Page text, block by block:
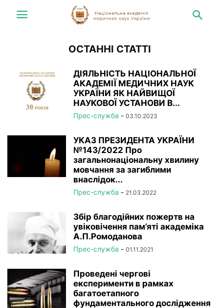
ОСТАННІ СТАТТІ
ДІЯЛЬНІСТЬ НАЦІОНАЛЬНОЇ
АКАДЕМІЇ МЕДИЧНИХ НАУК
УКРАЇНИ ЯК НАЙВИЩОЇ
НАУКОВОЇ УСТАНОВИ В...
Прес-служба - 03.10.2023
УКАЗ ПРЕЗИДЕНТА УКРАЇНИ
№143/2022 Про
загальнонаціональну хвилину
мовчання за загиблими
внаслідок...
Прес-служба - 21.03.2022
Збір благодійних пожертв на
увіковічення пам’яті академіка
А.П.Ромоданова
Прес-служба - 01.11.2021
Проведені чергові
експерименти в рамках
багатоетапного
фундаментального дослідження